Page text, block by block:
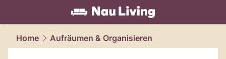
living.NAU.ch
Home Aufräumen & Organisieren